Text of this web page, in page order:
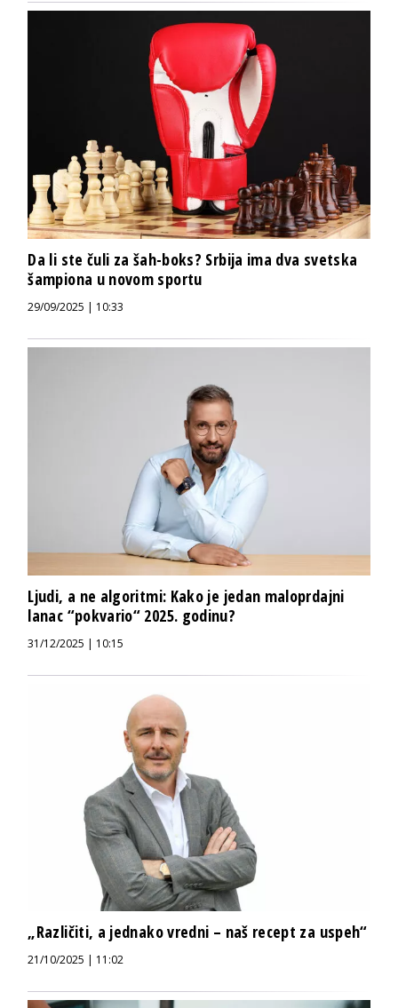
Da li ste čuli za šah-boks? Srbija ima dva svetska
šampiona u novom sportu
29/09/2025 | 10:33
Ljudi, a ne algoritmi: Kako je jedan maloprdajni
lanac “pokvario“ 2025. godinu?
31/12/2025 | 10:15
„Različiti, a jednako vredni – naš recept za uspeh“
21/10/2025 | 11:02